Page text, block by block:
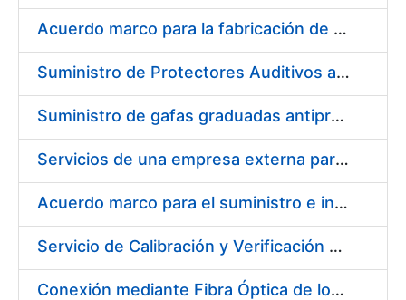
Show/Hide
Acuerdo marco para la fabricación de piezas
Suministro de Protectores Auditivos a medida para las personas trabajadoras de los Centros de Trabajo de Madrid y Burgos
Suministro de gafas graduadas antiproyecciones para los trabajadores de la FNMT-RCM en los centros de trabajo de Madrid y Burgos
Servicios de una empresa externa para el asesoramiento y resolución de los recursos de alzada que se presentan relacionados con procesos de selección para la FNMT-RCM
Acuerdo marco para el suministro e instalación de persianas, estores y otros complementos
Servicio de Calibración y Verificación Externa de los Equipos de Medición del Servicio de Prevención de la FNMT-RCM
Conexión mediante Fibra Óptica de los Centros de Proceso de Datos (CPDs) de las sedes de la FNMT-RCM de Burgos y Madrid